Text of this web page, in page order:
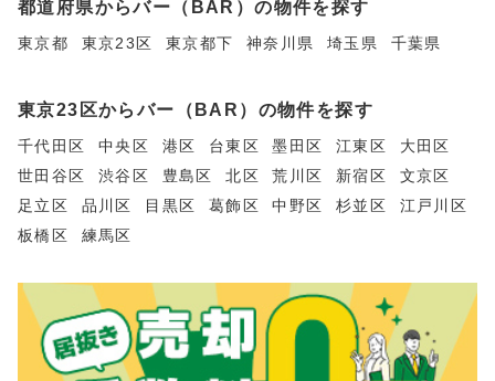
都道府県からバー（BAR）の物件を探す
東京都 東京23区 東京都下 神奈川県 埼玉県 千葉県
東京23区からバー（BAR）の物件を探す
千代田区 中央区 港区 台東区 墨田区 江東区
大田区
世田谷区
渋谷区 豊島区 北区 荒川区 新宿区
文京区
足立区
品川区 目黒区 葛飾区 中野区 杉並区
江戸川区
板橋区
練馬区